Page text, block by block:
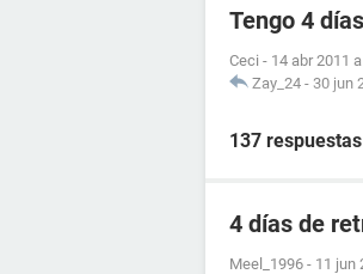
Tengo 4
Ceci - 14 abr 2011
Zay_24 - 30 jun
137 respuestas
4 días de
Meel_1996 - 11 jun